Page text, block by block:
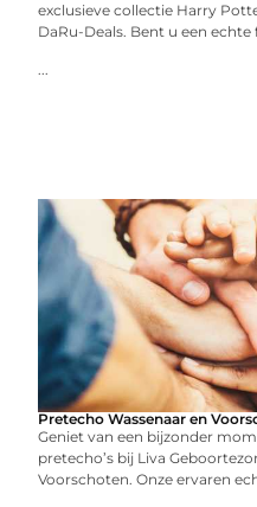
exclusieve collectie Harry
DaRu-Deals. Bent u een echte
...
Pretecho Wassenaar en
Geniet van een bijzonder
pretecho’s bij Liva
Voorschoten. Onze ervaren